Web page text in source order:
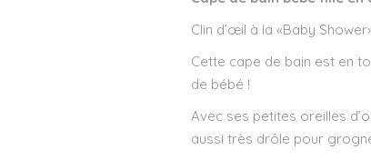
Clin d’œil à la «Baby
Cette cape de bain est en
de bébé !
Avec ses petites oreilles
aussi très drôle pour